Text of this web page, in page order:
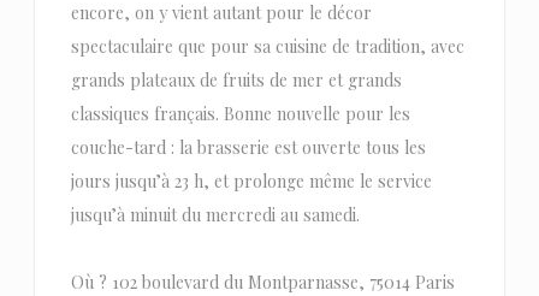
encore, on y vient autant pour le décor
spectaculaire que pour sa cuisine de tradition, avec
grands plateaux de fruits de mer et grands
classiques français. Bonne nouvelle pour les
couche-tard : la brasserie est ouverte tous les
jours jusqu’à 23 h, et prolonge même le service
jusqu’à minuit du mercredi au samedi.
Où ? 102 boulevard du Montparnasse, 75014 Paris